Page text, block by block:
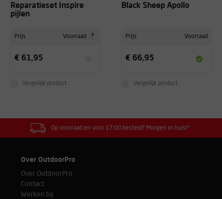
Reparatieset Inspire
pijlen
Prijs Voorraad ?
€ 61,95
Vergelijk product
Black Sheep Apollo
Prijs Voorraad
€ 66,95
Vergelijk product
Op voorraad en voor 17:00 besteld? Morgen in huis!*
Over OutdoorPro
Over OutdoorPro
Contact
Werken bij